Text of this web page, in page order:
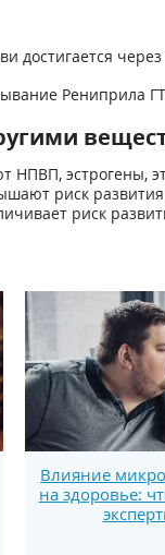
достигается
Рениприла
НПВП, эстрогены,
риск
риск
Влияние
на здоровье: